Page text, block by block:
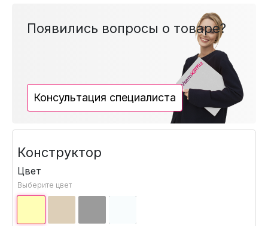
Появились вопросы о товаре?
Консультация специалиста
Конструктор
Цвет
Выберите цвет